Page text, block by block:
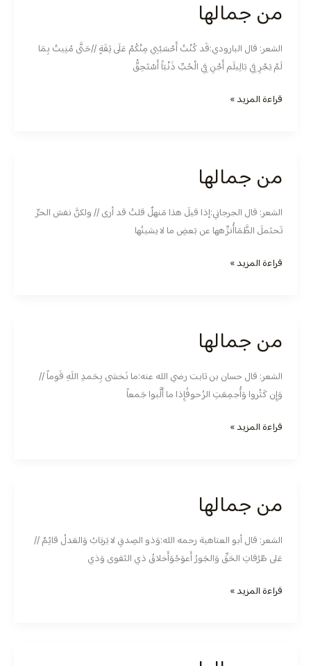
من جمالها
الشعر: قال البارودي:قَد كُنْتُ أَحْسَبُنِي مِنْكُمْ عَلَى ثِقَةٍ //حَتَّى مُنِيتُ بِمَا
لَمْ يَجْرِ فِي بَالِيلَم أَجْنِ فِي الْحُبِّ ذَنْبَاً أَسْتَحِقُّ
من
جمالها
قراءة المزيد »
من جمالها
الشعر: قال الجرجاني:إذا قيلَ هذا مَنهلٌ قلتُ قد أرى // ولكنَّ نفسَ الحرِّ
تَحتَملَ الظَّمَاأُنزِّهها عن بَعضِ ما لا يشينُها
من
جمالها
قراءة المزيد »
من جمالها
الشعر: قال حسان بن ثابت رضي الله عنه:ما نَخشى بِحَمدِ اللَهِ قَوماً //
وَإِن كَثُروا وَأُجمِعَتِ الزُحوفُإِذا ما أَلَّبوا جَمعاً
من
جمالها
قراءة المزيد »
من جمالها
الشعر: قال أبو العتاهية رحمه الله:وَذو الصِدقِ لا يَرتابُ وَالعَدلُ قائِمٌ //
عَلى طُرُقاتِ الحَقِّ وَالجَورُ أَعوَجُوَأَخلاقُ ذي التَقوى وَذي
من
جمالها
قراءة المزيد »